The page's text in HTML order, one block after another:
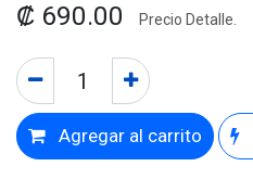
₡ 690.00 Precio Detalle.
Agregar al carrito